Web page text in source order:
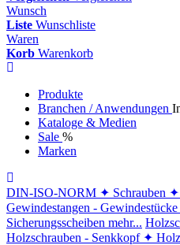
Wunsch
Liste Wunschliste
Waren
Korb Warenkorb
Produkte
Branchen / Anwendungen
Kataloge & Medien
Sale %
Marken
DIN-ISO-NORM ✦ Schrauben ✦
Gewindestangen - Gewindestücke
Sicherungsscheiben mehr...
Holzschrauben - Senkkopf ✦